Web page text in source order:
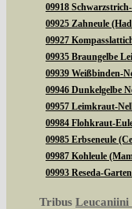
09918
09925 Zahneule
09927
09935 Braungelbe
09939 Weißbinden-
09946 Dunkelgelbe
09957 Leimkraut-
09984 Flohkraut-
09985 Erbseneule
09987 Kohleule
09993 Reseda-
Tribus